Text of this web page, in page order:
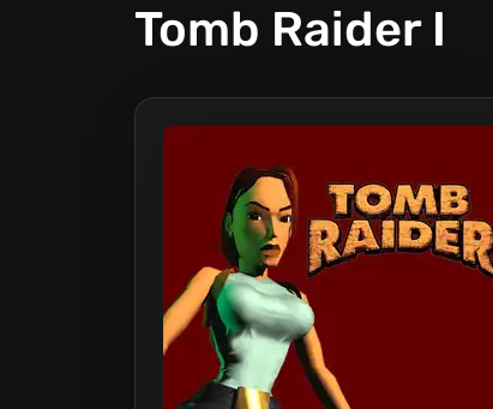
Tomb Raider I